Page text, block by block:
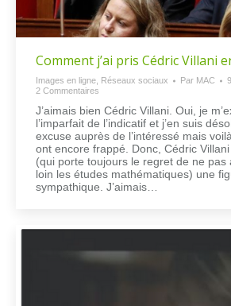
Comment j’ai pris Cédric Villani
Images en ligne Réseaux sociaux Par MAC
2 Commentaires
J’aimais bien Cédric Villani. Oui, je
l’imparfait de l’indicatif et j’en suis
excuse auprès de l’intéressé mais
ont encore frappé. Donc, Cédric
(qui porte toujours le regret de ne pas
loin les études mathématiques) une
sympathique. J’aimais…